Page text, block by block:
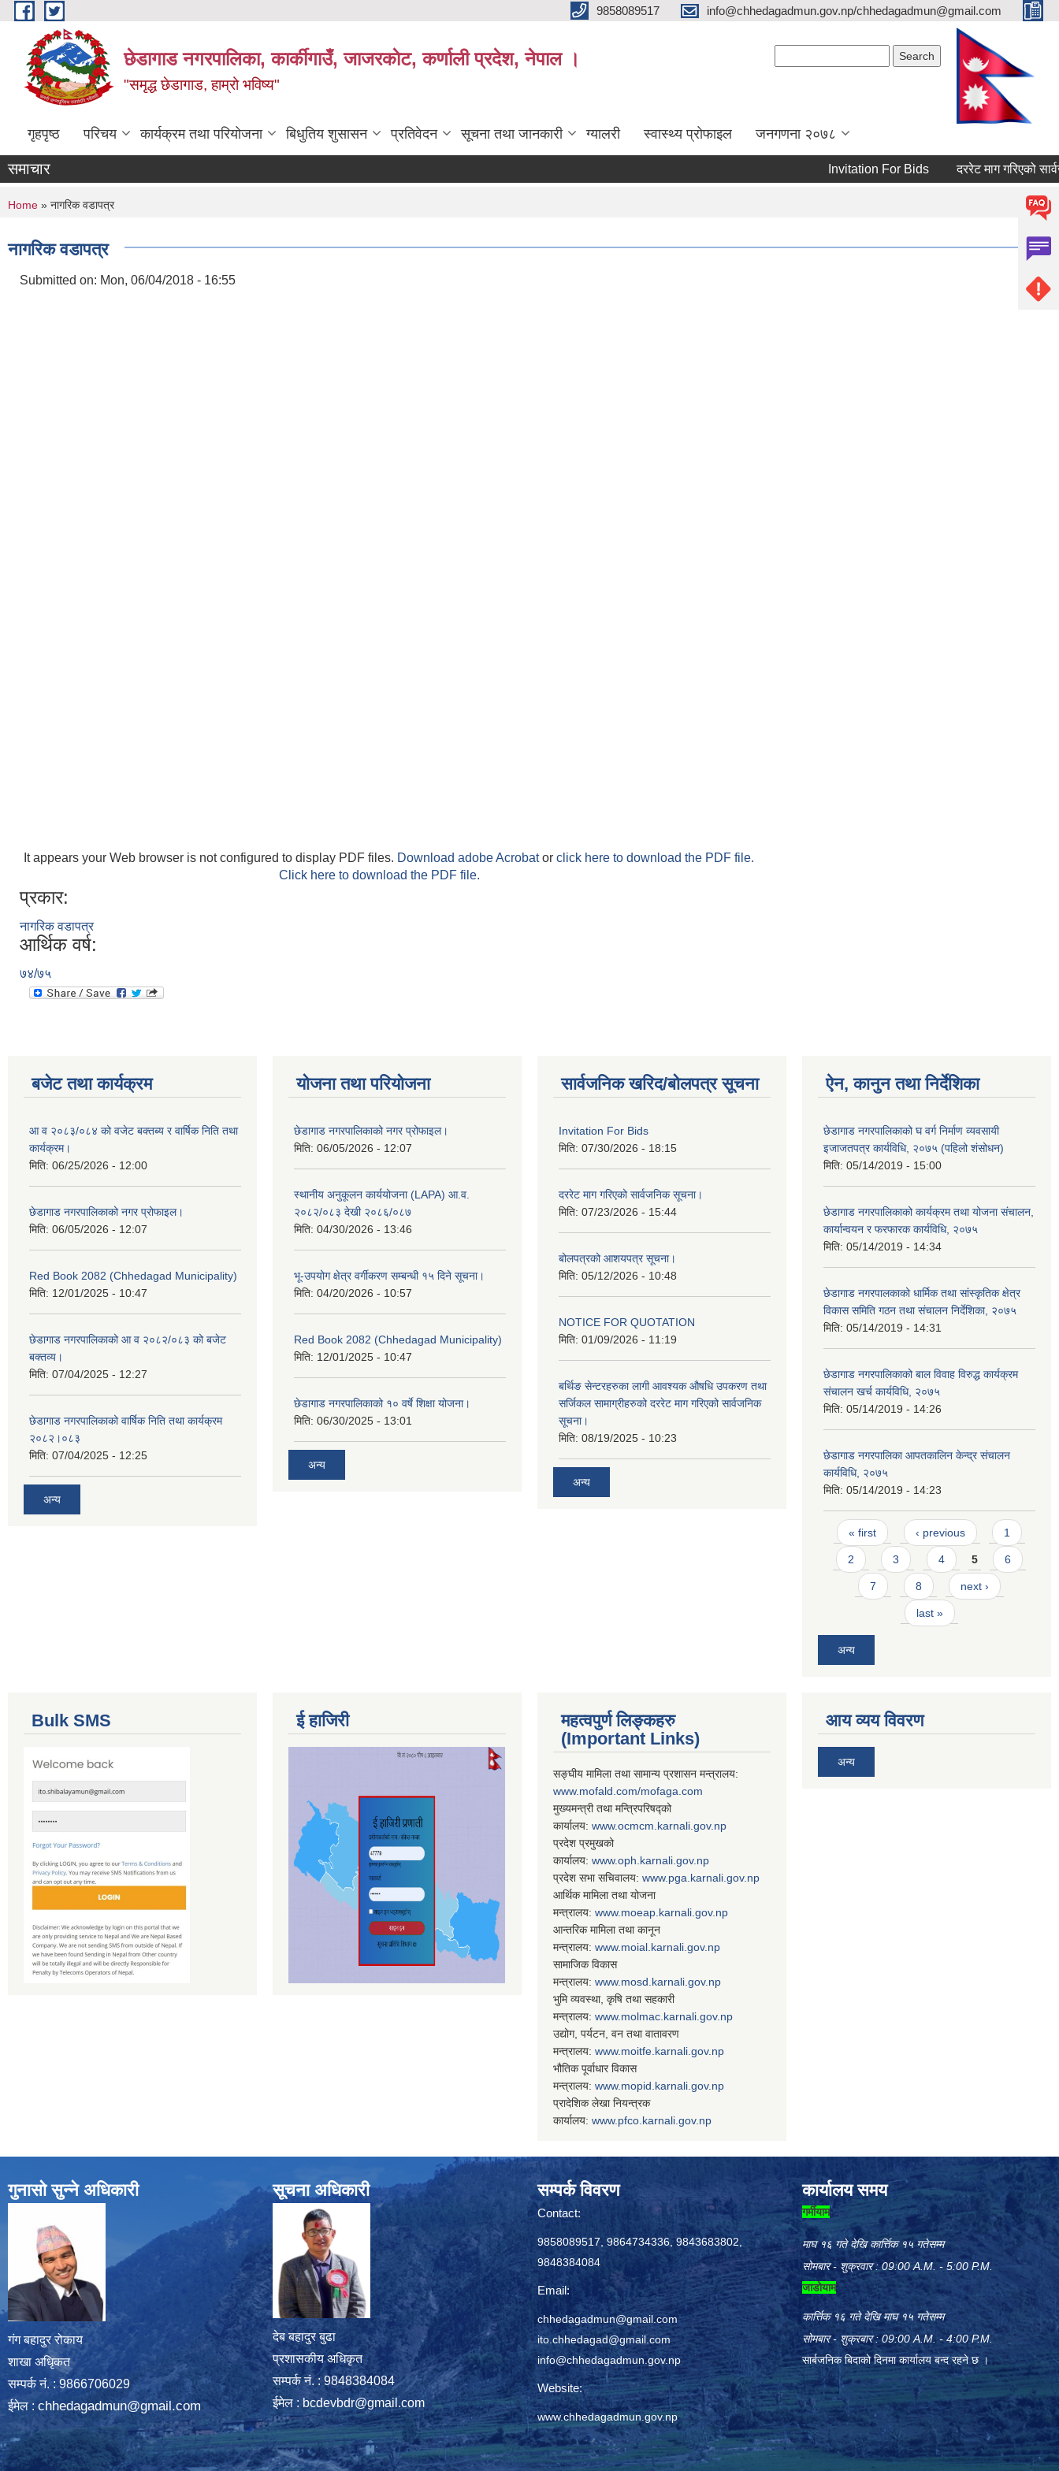
Skip to main content 9858089517 info@chhedagadmun.gov.np/chhedagadmun@gmail.com
छेडागाड नगरपालिका, कार्कीगाउँ, जाजरकाेट, कर्णाली प्रदेश, नेपाल ।
"समृद्ध छेडागाड, हाम्रो भविष्य"
गृहपृष्ठ परिचय कार्यक्रम तथा परियोजना बिधुतिय शुसासन प्रतिवेदन सूचना तथा जानकारी ग्यालरी स्वास्थ्य प्रोफाइल जनगणना २०७८
समाचार Invitation For Bids दररेट माग गरिएको
You are here
Home » नागरिक वडापत्र
नागरिक वडापत्र
Submitted on: Mon, 06/04/2018 - 16:55
It appears your Web browser is not configured to display PDF files. Download adobe Acrobator click here to download the PDF file.
Click here to download the PDF file.
प्रकार:
नागरिक वडापत्र
आर्थिक वर्ष:
७४/७५
बजेट तथा कार्यक्रम
आ व २०८३/०८४ को वजेट बक्तब्य र वार्षिक निति तथा
कार्यक्रम।
मिति: 06/25/2026 - 12:00
छेडागाड नगरपालिकाको नगर प्रोफाइल।
मिति: 06/05/2026 - 12:07
Red Book 2082 (Chhedagad Municipality)
मिति: 12/01/2025 - 10:47
छेडागाड नगरपालिकाको आ व २०८२/०८३ को बजेट
बक्तव्य।
मिति: 07/04/2025 - 12:27
छेडागाड नगरपालिकाको वार्षिक निति तथा कार्यक्रम
२०८२।०८३
मिति: 07/04/2025 - 12:25
अन्य
योजना तथा परियोजना
छेडागाड नगरपालिकाको नगर प्रोफाइल।
मिति: 06/05/2026 - 12:07
स्थानीय अनुकूलन कार्ययोजना (LAPA) आ.व.
२०८२/०८३ देखी २०८६/०८७
मिति: 04/30/2026 - 13:46
भू-उपयोग क्षेत्र वर्गीकरण सम्बन्धी १५ दिने सूचना।
मिति: 04/20/2026 - 10:57
Red Book 2082 (Chhedagad Municipality)
मिति: 12/01/2025 - 10:47
छेडागाड नगरपालिकाको १० वर्षे शिक्षा योजना।
मिति: 06/30/2025 - 13:01
अन्य
सार्वजनिक खरिद/बोलपत्र सूचना
Invitation For Bids
मिति: 07/30/2026 - 18:15
दररेट माग गरिएको सार्वजनिक सूचना।
मिति: 07/23/2026 - 15:44
बोलपत्रको आशयपत्र सूचना।
मिति: 05/12/2026 - 10:48
NOTICE FOR QUOTATION
मिति: 01/09/2026 - 11:19
बर्थिङ सेन्टरहरुका लागी आवश्यक औषधि उपकरण तथा
सर्जिकल सामाग्रीहरुको दररेट माग गरिएको सार्वजनिक
सूचना।
मिति: 08/19/2025 - 10:23
अन्य
ऐन, कानुन तथा निर्देशिका
छेडागाड नगरपालिकाको घ वर्ग निर्माण व्यवसायी
इजाजतपत्र कार्यविधि, २०७५ (पहिलो शंसोधन)
मिति: 05/14/2019 - 15:00
छेडागाड नगरपालिकाको कार्यक्रम तथा योजना संचालन,
कार्यान्वयन र फरफारक कार्यविधि, २०७५
मिति: 05/14/2019 - 14:34
छेडागाड नगरपालकाको धार्मिक तथा सांस्कृतिक क्षेत्र
विकास समिति गठन तथा संचालन निर्देशिका, २०७५
मिति: 05/14/2019 - 14:31
छेडागाड नगरपालिकाको बाल विवाह विरुद्ध कार्यक्रम
संचालन खर्च कार्यविधि, २०७५
मिति: 05/14/2019 - 14:26
छेडागाड नगरपालिका आपतकालिन केन्द्र संचालन
कार्यविधि, २०७५
मिति: 05/14/2019 - 14:23
Pages
« first ‹ previous 1
2 3 4 5 6
7 8 next ›
last »
अन्य
Bulk SMS ई हाजिरी
महत्वपुर्ण लिङ्कहरु
(Important Links)
सङ्घीय मामिला तथा सामान्य प्रशासन मन्त्रालय:
www.mofald.com/mofaga.com
मुख्यमन्त्री तथा मन्त्रिपरिषद्को
कार्यालय: www.ocmcm.karnali.gov.np
प्रदेश प्रमुखको
कार्यालय: www.oph.karnali.gov.np
प्रदेश सभा सचिवालय: www. pga.karnali.gov.np
आर्थिक मामिला तथा योजना
मन्त्रालय: www. moeap.karnali.gov.np
आन्तरिक मामिला तथा कानून
मन्त्रालय: www. moial.karnali.gov.np
सामाजिक विकास
मन्त्रालय: www. mosd.karnali.gov.np
भुमि व्यवस्था, कृषि तथा सहकारी
मन्त्रालय: www. molmac.karnali.gov.np
उद्योग, पर्यटन, वन तथा वातावरण
मन्त्रालय: www. moitfe.karnali.gov.np
भौतिक पूर्वाधार विकास
मन्त्रालय: www. mopid.karnali.gov.np
प्रादेशिक लेखा नियन्त्रक
कार्यालय: www. pfco.karnali.gov.np
आय व्यय विवरण
अन्य
गुनासो सुन्ने अधिकारी
गंग बहादुर रोकाय
शाखा अधिृकत
सम्पर्क न‌ं. : 9866706029
ईमेल : chhedagadmun@gmail.com
सूचना अधिकारी
देब बहादुर बुढा
प्रशासकीय अधिकृत
सम्पर्क नं. : 9848384084
ईमेल : bcdevbdr@gmail.com
सम्पर्क विवरण
Contact:
9858089517, 9864734336, 9843683802,
9848384084
Email:
chhedagadmun@gmail.com
ito.chhedagad@gmail.com
info@chhedagadmun.gov.np
Website:
www.chhedagadmun.gov.np
कार्यालय समय
गर्मीयाम
माघ १६ गते देखि कार्त्तिक १५ गतेसम्म
सोमबार - शुक्रवार : 09:00 A.M. - 5:00 P.M.
जाडोयाम
कार्त्तिक १६ गते देखि माघ १५ गतेसम्म
सोमबार - शुक्रबार : 09:00 A.M. - 4:00 P.M.
सार्बजनिक बिदाको दिनमा कार्यालय बन्द रहने छ ।